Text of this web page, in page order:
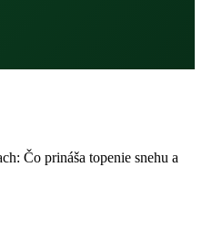
Čo prináša topenie snehu a